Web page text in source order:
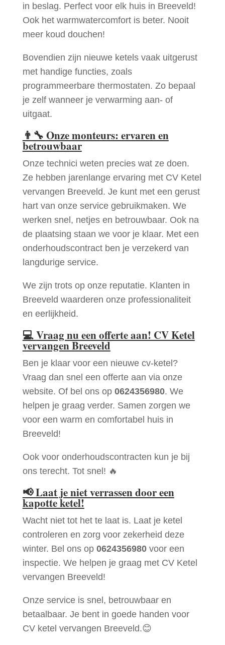
in beslag. Perfect voor elk huis in Breeveld!
Ook het warmwatercomfort is beter. Nooit
meer koud douchen!
Bovendien zijn nieuwe ketels vaak uitgerust
met handige functies, zoals
programmeerbare thermostaten. Zo bepaal
je zelf wanneer je verwarming aan- of
uitgaat.
👨‍🔧 Onze monteurs: ervaren en
betrouwbaar
Onze technici weten precies wat ze doen.
Ze hebben jarenlange ervaring met CV Ketel
vervangen Breeveld. Je kunt met een gerust
hart van onze service gebruikmaken. We
werken snel, netjes en betrouwbaar. Ook na
de plaatsing staan we voor je klaar. Met een
onderhoudscontract ben je verzekerd van
langdurige service.
We zijn trots op onze reputatie. Klanten in
Breeveld waarderen onze professionaliteit
en eerlijkheid.
💻Vraag nu een offerte aan! CV Ketel
vervangen Breeveld
Ben je klaar voor een nieuwe cv-ketel?
Vraag dan snel een offerte aan via onze
website. Of bel ons op 0624356980. We
helpen je graag verder. Samen zorgen we
voor een warm en comfortabel huis in
Breeveld!
Ook voor onderhoudscontracten kun je bij
ons terecht. Tot snel! 🔥
📢Laat je niet verrassen door een
kapotte ketel!
Wacht niet tot het te laat is. Laat je ketel
controleren en zorg voor zekerheid deze
winter. Bel ons op 0624356980voor een
inspectie. We helpen je graag met CV Ketel
vervangen Breeveld!
Onze service is snel, betrouwbaar en
betaalbaar. Je bent in goede handen voor
CV ketel vervangen Breeveld.😊